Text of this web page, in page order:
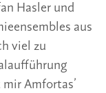
Hasler und
aus
viel zu
Amfortas’